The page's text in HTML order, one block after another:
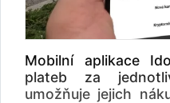
FlixBusem zde .
republice zde .
Mobilní aplikace
plateb za
umožňuje jejich